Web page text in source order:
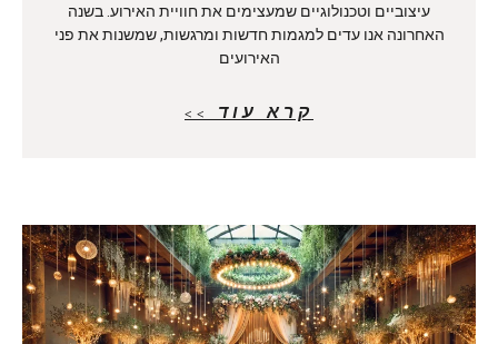
עיצוביים וטכנולוגיים שמעצימים את חוויית האירוע. בשנה
האחרונה אנו עדים למגמות חדשות ומרגשות, שמשנות את פני
האירועים
קרא עוד >>